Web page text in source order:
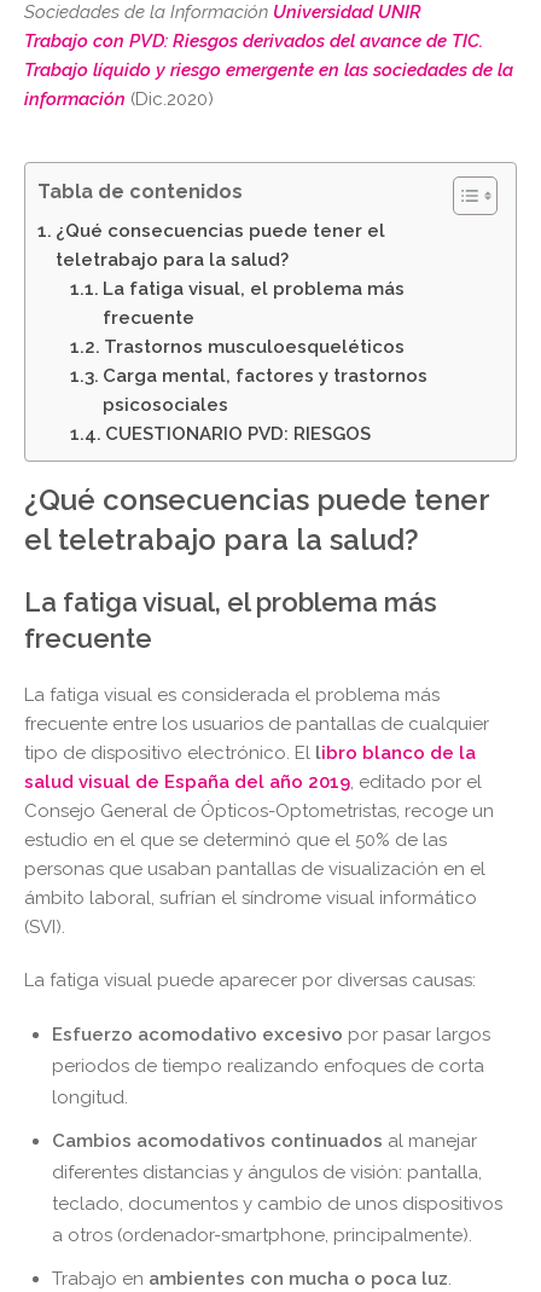
Sociedades de la Información Universidad UNIR
Trabajo con PVD: Riesgos derivados del avance de TIC.
Trabajo líquido y riesgo emergente en las sociedades de la
información (Dic.2020)
Tabla de contenidos
¿Qué consecuencias puede tener el
teletrabajo para la salud?
La fatiga visual, el problema más
frecuente
Trastornos musculoesqueléticos
Carga mental, factores y trastornos
psicosociales
CUESTIONARIO PVD: RIESGOS
¿Qué consecuencias puede tener
el teletrabajo para la salud?
La fatiga visual, el problema más
frecuente
La fatiga visual es considerada el problema más
frecuente entre los usuarios de pantallas de cualquier
tipo de dispositivo electrónico. El libro blanco de la
salud visual de España del año 2019, editado por el
Consejo General de Ópticos-Optometristas, recoge un
estudio en el que se determinó que el 50% de las
personas que usaban pantallas de visualización en el
ámbito laboral, sufrían el síndrome visual informático
(SVI).
La fatiga visual puede aparecer por diversas causas:
Esfuerzo acomodativo excesivo por pasar largos
periodos de tiempo realizando enfoques de corta
longitud.
Cambios acomodativos continuados al manejar
diferentes distancias y ángulos de visión: pantalla,
teclado, documentos y cambio de unos dispositivos
a otros (ordenador-smartphone, principalmente).
Trabajo en ambientes con mucha o poca luz.